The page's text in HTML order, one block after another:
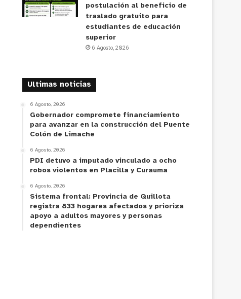
postulación al beneficio de
traslado gratuito para
estudiantes de educación
superior
6 Agosto, 2026
Ultimas noticias
6 Agosto, 2026
Gobernador compromete financiamiento
para avanzar en la construcción del Puente
Colón de Limache
6 Agosto, 2026
PDI detuvo a imputado vinculado a ocho
robos violentos en Placilla y Curauma
6 Agosto, 2026
Sistema frontal: Provincia de Quillota
registra 833 hogares afectados y prioriza
apoyo a adultos mayores y personas
dependientes